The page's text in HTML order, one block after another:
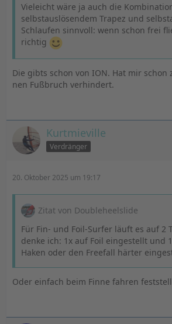
Vieleicht wäre ja auch die
selbstauslösendem Trapez und
Schlaufen sinnvoll: wenn schon frei
richtig
Die gibts schon von ION. Hat mir schon
nen Fußbruch verhindert.
Kurtmieville
Verdränger
20. Oktober 2025 um 19:17
Zitat von Doubleheelslide
Für Fin- und Foil-Surfer läuft es auf 2
denke ich: 1x auf Foil eingestellt und
Haken oder den Freefall härter
Oder einfach beim Finne fahren